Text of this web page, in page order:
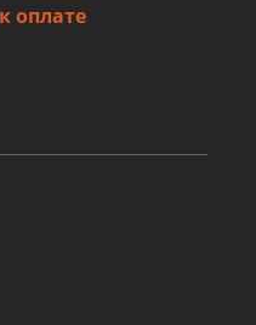
оплате